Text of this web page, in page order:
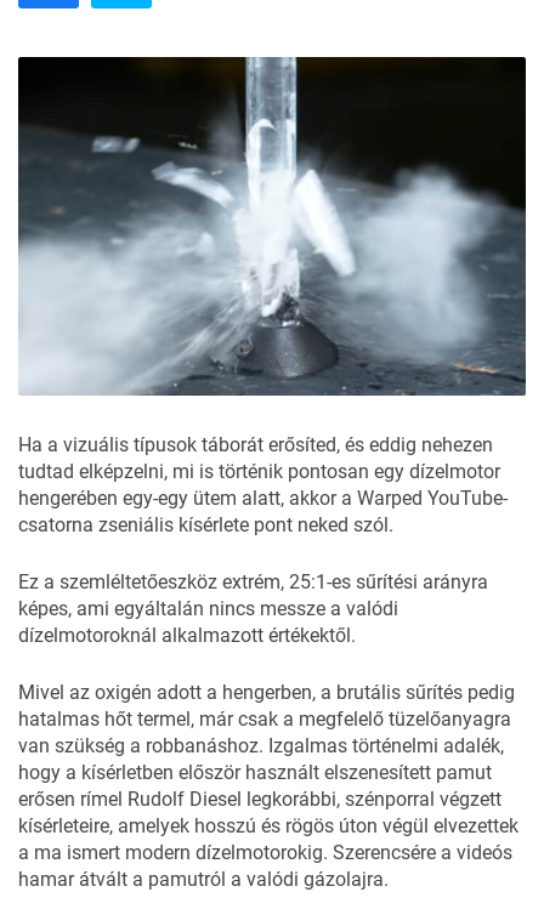
Ha a vizuális típusok táborát erősíted, és eddig nehezen
tudtad elképzelni, mi is történik pontosan egy dízelmotor
hengerében egy-egy ütem alatt, akkor a Warped YouTube-
csatorna zseniális kísérlete pont neked szól.
Ez a szemléltetőeszköz extrém, 25:1-es sűrítési arányra
képes, ami egyáltalán nincs messze a valódi
dízelmotoroknál alkalmazott értékektől.
Mivel az oxigén adott a hengerben, a brutális sűrítés pedig
hatalmas hőt termel, már csak a megfelelő tüzelőanyagra
van szükség a robbanáshoz. Izgalmas történelmi adalék,
hogy a kísérletben először használt elszenesített pamut
erősen rímel Rudolf Diesel legkorábbi, szénporral végzett
kísérleteire, amelyek hosszú és rögös úton végül elvezettek
a ma ismert modern dízelmotorokig. Szerencsére a videós
hamar átvált a pamutról a valódi gázolajra.